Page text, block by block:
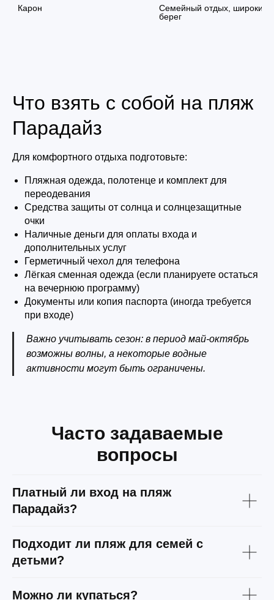
Карон
Семейный отдых, широкий
берег
Что взять с собой на пляж
Парадайз
Для комфортного отдыха подготовьте:
Пляжная одежда, полотенце и комплект для
переодевания
Средства защиты от солнца и солнцезащитные
очки
Наличные деньги для оплаты входа и
дополнительных услуг
Герметичный чехол для телефона
Лёгкая сменная одежда (если планируете остаться
на вечернюю программу)
Документы или копия паспорта (иногда требуется
при входе)
Важно учитывать сезон: в период май-октябрь
возможны волны, а некоторые водные
активности могут быть ограничены.
Часто задаваемые
вопросы
Платный ли вход на пляж
Парадайз?
Подходит ли пляж для семей с
детьми?
Можно ли купаться?